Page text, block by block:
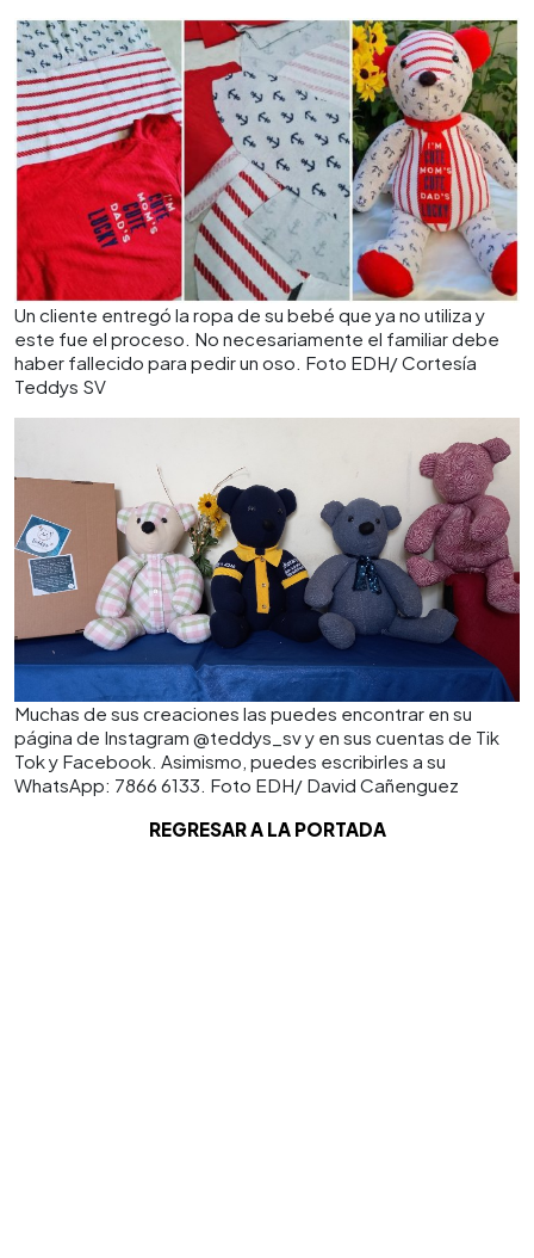
Un cliente entregó la ropa de su bebé que ya no utiliza y
este fue el proceso. No necesariamente el familiar debe
haber fallecido para pedir un oso. Foto EDH/ Cortesía
Teddys SV
Muchas de sus creaciones las puedes encontrar en su
página de Instagram @teddys_sv y en sus cuentas de Tik
Tok y Facebook. Asimismo, puedes escribirles a su
WhatsApp: 7866 6133. Foto EDH/ David Cañenguez
REGRESAR A LA PORTADA